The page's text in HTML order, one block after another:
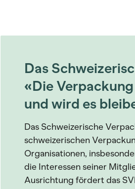
Das
«Die
und wird es
Das Schweizerische
schweizerischen
Organisationen,
die Interessen seiner
Ausrichtung fördert das